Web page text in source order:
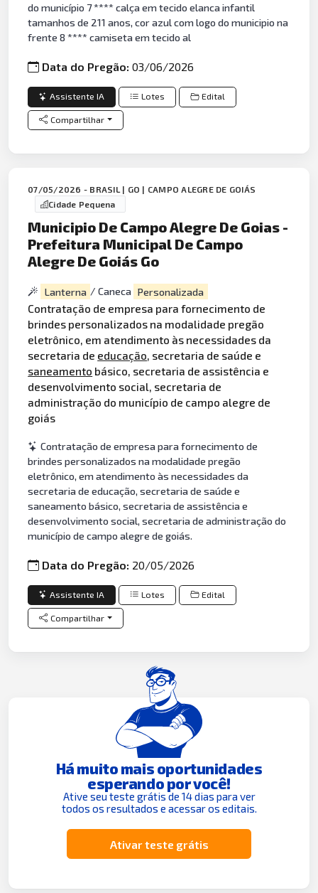
do município 7 **** calça em tecido elanca infantil
tamanhos de 211 anos, cor azul com logo do municipio na
frente 8 **** camiseta em tecido al
Data do Pregão:03/06/2026
Assistente IA Lotes Edital
Compartilhar
07/05/2026 - BRASIL | GO | CAMPO ALEGRE DE GOIÁS
Cidade Pequena
Municipio De Campo Alegre De Goias -
Prefeitura Municipal De Campo
Alegre De Goiás Go
Lanterna / Caneca Personalizada
Contratação de empresa para fornecimento de
brindes personalizados na modalidade pregão
eletrônico, em atendimento às necessidades da
secretaria de educação , secretaria de saúde e
saneamento básico, secretaria de assistência e
desenvolvimento social, secretaria de
administração do município de campo alegre de
goiás
Contratação de empresa para fornecimento de
brindes personalizados na modalidade pregão
eletrônico, em atendimento às necessidades da
secretaria de educação, secretaria de saúde e
saneamento básico, secretaria de assistência e
desenvolvimento social, secretaria de administração do
município de campo alegre de goiás.
Data do Pregão: 20/05/2026
Assistente IA Lotes Edital
Compartilhar
Há muito mais oportunidades
esperando por você!
Ative seu teste grátis de 14 dias para ver
todos os resultados e acessar os editais.
Ativar teste grátis